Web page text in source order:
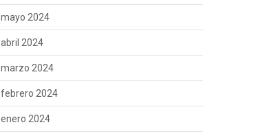
mayo 2024
abril 2024
marzo 2024
febrero 2024
enero 2024